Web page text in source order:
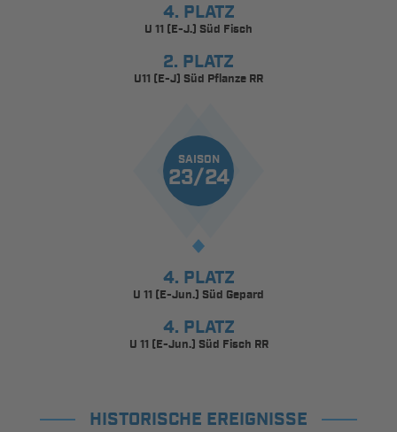
4. PLATZ
U 11 (E-J.) Süd Fisch
2. PLATZ
U11 (E-J) Süd Pflanze RR
SAISON
23/24
4. PLATZ
U 11 (E-Jun.) Süd Gepard
4. PLATZ
U 11 (E-Jun.) Süd Fisch RR
HISTORISCHE EREIGNISSE